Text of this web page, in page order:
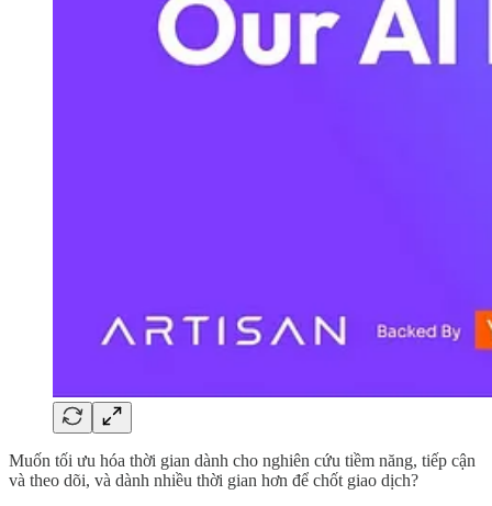
Muốn tối ưu hóa thời gian dành cho nghiên cứu tiềm năng, tiếp cận
và theo dõi, và dành nhiều thời gian hơn để chốt giao dịch?